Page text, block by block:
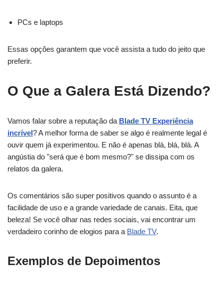
PCs e laptops
Essas opções garantem que você assista a tudo do jeito que
preferir.
O Que a Galera Está Dizendo?
Vamos falar sobre a reputação da Blade TV Experiência
incrível? A melhor forma de saber se algo é realmente legal é
ouvir quem já experimentou. E não é apenas blá, blá, blá. A
angústia do "será que é bom mesmo?" se dissipa com os
relatos da galera.
Os comentários são super positivos quando o assunto é a
facilidade de uso e a grande variedade de canais. Eita, que
beleza! Se você olhar nas redes sociais, vai encontrar um
verdadeiro corinho de elogios para a Blade TV.
Exemplos de Depoimentos